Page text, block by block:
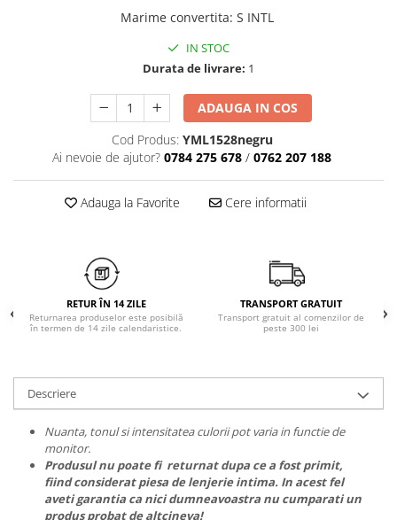
Lenjerie erotică
Pret unic 9.99 Lei
Marime convertita: S INTL
IN STOC
Durata de livrare: 1
ADAUGA IN COS
Cod Produs: YML1528negru
Ai nevoie de ajutor? 0784 275 678 / 0762 207 188
Adauga la Favorite Cere informatii
RETUR ÎN 14 ZILE
Returnarea produselor este posibilă
în termen de 14 zile calendaristice.
TRANSPORT GRATUIT
Transport gratuit al comenzilor de
peste 300 lei
Descriere
Nuanta, tonul si intensitatea culorii pot varia in functie de
monitor.
Produsul nu poate fi returnat dupa ce a fost primit,
fiind considerat piesa de lenjerie intima. In acest fel
aveti garantia ca nici dumneavoastra nu cumparati un
produs probat de altcineva!